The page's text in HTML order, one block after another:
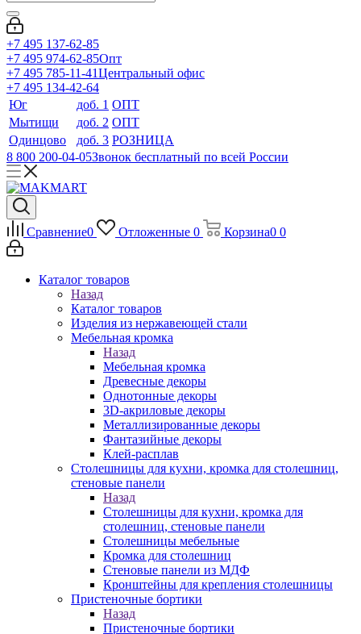
+7 495 137-62-85
+7 495 974-62-85Опт
+7 495 785-11-41Центральный офис
+7 495 134-42-64
Юг
доб. 1 ОПТ
Мытищи
доб. 2 ОПТ
Одинцово
доб. 3 РОЗНИЦА
8 800 200-04-05Звонок бесплатный по всей России
Сравнение0 Отложенные 0 Корзина0 0
Каталог товаров
Назад
Каталог товаров
Изделия из нержавеющей стали
Мебельная кромка
Назад
Мебельная кромка
Древесные декоры
Однотонные декоры
3D-акриловые декоры
Металлизированные декоры
Фантазийные декоры
Клей-расплав
Столешницы для кухни, кромка для столешниц,
стеновые панели
Назад
Столешницы для кухни, кромка для
столешниц, стеновые панели
Столешницы мебельные
Кромка для столешниц
Стеновые панели из МДФ
Кронштейны для крепления столешницы
Пристеночные бортики
Назад
Пристеночные бортики